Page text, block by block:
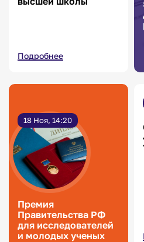
Подробнее
18 Ноя, 14:20
Премия
Правительства РФ
для исследователей
и молодых ученых